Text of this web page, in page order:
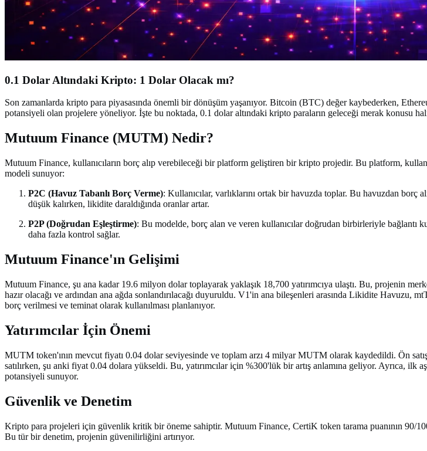
0.1 Dolar Altındaki Kripto: 1 Dolar Olacak mı?
Son zamanlarda kripto para piyasasında önemli bir dönüşüm yaşanıyor. Bitcoin (BTC) değer kaybederken,
potansiyeli olan projelere yöneliyor. İşte bu noktada, 0.1 dolar altındaki kripto paraların geleceği merak
Mutuum Finance (MUTM) Nedir?
Mutuum Finance, kullanıcıların borç alıp verebileceği bir platform geliştiren bir kripto projedir. Bu platform,
modeli sunuyor:
P2C (Havuz Tabanlı Borç Verme): Kullanıcılar, varlıklarını ortak bir havuzda toplar. Bu havuzdan
düşük kalırken, likidite daraldığında oranlar artar.
P2P (Doğrudan Eşleştirme): Bu modelde, borç alan ve veren kullanıcılar doğrudan birbirleriyle bağlantı
daha fazla kontrol sağlar.
Mutuum Finance'ın Gelişimi
Mutuum Finance, şu ana kadar 19.6 milyon dolar toplayarak yaklaşık 18,700 yatırımcıya ulaştı. Bu, projenin
hazır olacağı ve ardından ana ağda sonlandırılacağı duyuruldu. V1'in ana bileşenleri arasında Likidite
borç verilmesi ve teminat olarak kullanılması planlanıyor.
Yatırımcılar İçin Önemi
MUTM token'ının mevcut fiyatı 0.04 dolar seviyesinde ve toplam arzı 4 milyar MUTM olarak kaydedildi. Ön
satılırken, şu anki fiyat 0.04 dolara yükseldi. Bu, yatırımcılar için %300'lük bir artış anlamına geliyor. Ayrıca, ilk
potansiyeli sunuyor.
Güvenlik ve Denetim
Kripto para projeleri için güvenlik kritik bir öneme sahiptir. Mutuum Finance, CertiK token tarama puanının 90/
Bu tür bir denetim, projenin güvenilirliğini artırıyor.